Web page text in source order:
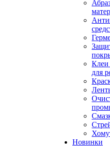
Клеи
для
Новинки